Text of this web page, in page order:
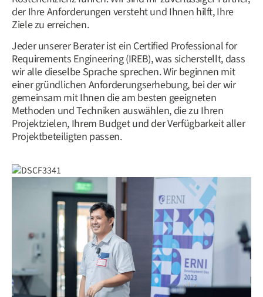
der Ihre Anforderungen versteht und Ihnen hilft, Ihre
Ziele zu erreichen.
Jeder unserer Berater ist ein Certified Professional for
Requirements Engineering (IREB), was sicherstellt, dass
wir alle dieselbe Sprache sprechen. Wir beginnen mit
einer gründlichen Anforderungserhebung, bei der wir
gemeinsam mit Ihnen die am besten geeigneten
Methoden und Techniken auswählen, die zu Ihren
Projektzielen, Ihrem Budget und der Verfügbarkeit aller
Projektbeteiligten passen.